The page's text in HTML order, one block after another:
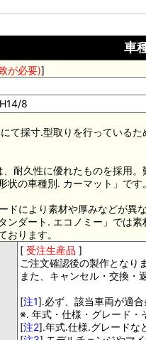
車
が必要)]
8
て採寸.型取りを行っている
、耐久性に優れたものを採用
状の車種別. カーマット」です。
ドにより素材や厚みなどが異
ンダート. エコノミー」では
おります。
[ 受注生産品 ]
ご注文確認後の製作となり
また、キャンセル・交換・
[注1].必ず、該当車両が適合
※. 年式・仕様・グレード・
[注2].年式.仕様.グレードな